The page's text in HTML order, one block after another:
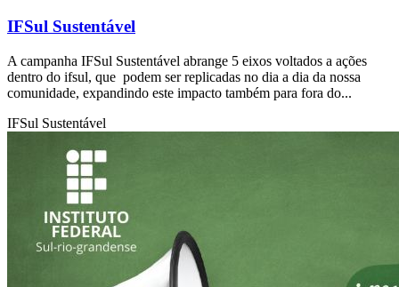
IFSul Sustentável
A campanha IFSul Sustentável abrange 5 eixos voltados a ações
dentro do ifsul, que podem ser replicadas no dia a dia da nossa
comunidade, expandindo este impacto também para fora do...
IFSul Sustentável